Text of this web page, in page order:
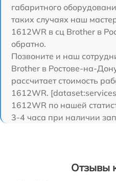
габаритного
таких случаях наш
1612WR в сц Brother в
обратно.
Позвоните и наш
Brother в Ростове-на-
рассчитает стоимость
1612WR.
1612WR по нашей
3-4 часа при наличии
Отзывы